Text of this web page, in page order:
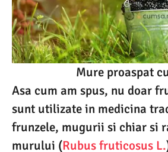
Mure proaspat
Asa cum am spus, nu doar
sunt utilizate in medicina
frunzele, mugurii si chiar si
murului (Rubus fruticosus L.